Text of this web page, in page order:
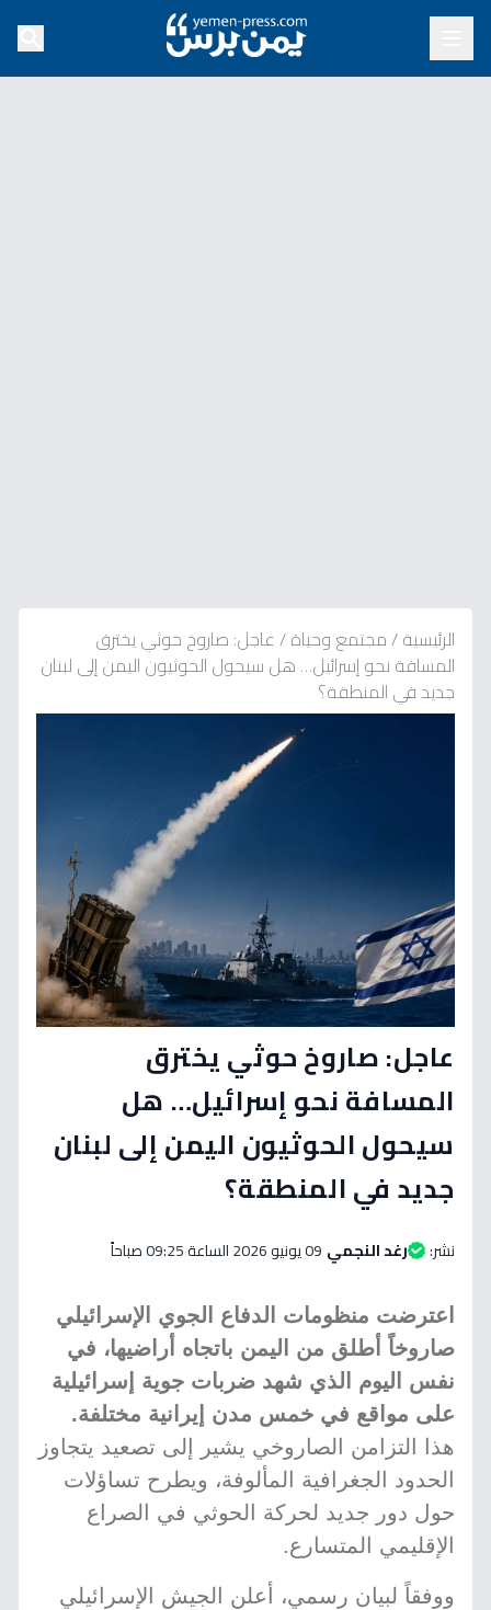
الرئيسية/مجتمع وحياة/عاجل: صاروخ حوثي يخترق
المسافة نحو إسرائيل… هل سيحول الحوثيون اليمن إلى لبنان
جديد في المنطقة؟
عاجل: صاروخ حوثي يخترق
المسافة نحو إسرائيل… هل
سيحول الحوثيون اليمن إلى لبنان
جديد في المنطقة؟
نشر: رغد النجمي 09 يونيو 2026 الساعة 09:25 صباحاً
اعترضت منظومات الدفاع الجوي الإسرائيلي
صاروخاً أطلق من اليمن باتجاه أراضيها، في
نفس اليوم الذي شهد ضربات جوية إسرائيلية
على مواقع في خمس مدن إيرانية مختلفة.
هذا التزامن الصاروخي يشير إلى تصعيد يتجاوز
الحدود الجغرافية المألوفة، ويطرح تساؤلات
حول دور جديد لحركة الحوثي في الصراع
الإقليمي المتسارع.
ووفقاً لبيان رسمي، أعلن الجيش الإسرائيلي